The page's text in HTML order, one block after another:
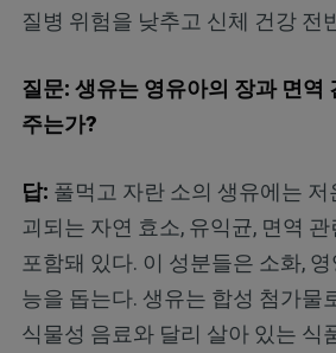
질병 위험을 낮추고 신체 건강 전
질문: 생유는 영유아의 장과 면역
주는가?
답: 풀먹고 자란 소의 생유에는
괴되는 자연 효소, 유익균, 면역
포함돼 있다. 이 성분들은 소화,
능을 돕는다. 생유는 합성 첨가물
식물성 음료와 달리 살아 있는 식